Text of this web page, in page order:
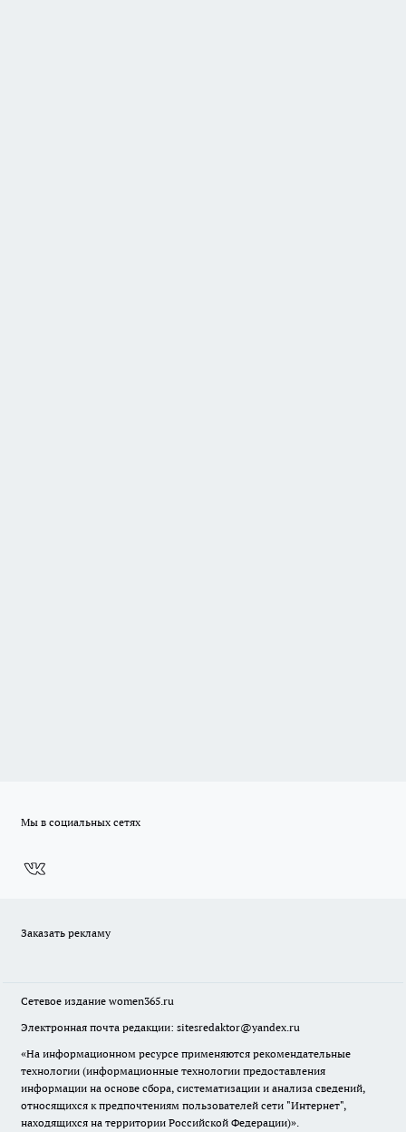
Мы в социальных сетях
Заказать рекламу
Сетевое издание women365.ru
Электронная почта редакции: sitesredaktor@yandex.ru
«На информационном ресурсе применяются рекомендательные
технологии (информационные технологии предоставления
информации на основе сбора, систематизации и анализа сведений,
относящихся к предпочтениям пользователей сети "Интернет",
находящихся на территории Российской Федерации)».